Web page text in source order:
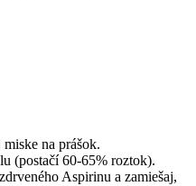
na prášok.
(postačí 60-65% roztok).
Aspirinu a zamiešaj,